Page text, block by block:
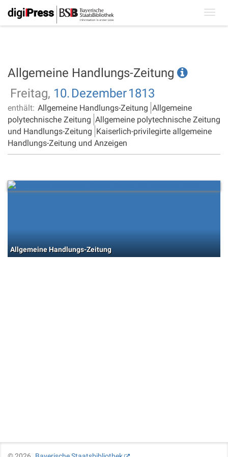
Allgemeine Handlungs-Zeitung
Freitag, 10. Dezember1813
enthält: Allgemeine Handlungs-Zeitung Allgemeine
polytechnische Zeitung Allgemeine polytechnische Zeitung
und Handlungs-Zeitung Kaiserlich-privilegirte allgemeine
Handlungs-Zeitung und Anzeigen
Allgemeine Handlungs-Zeitung